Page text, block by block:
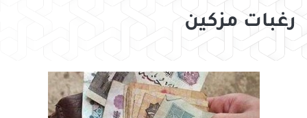
رغبات مزكين